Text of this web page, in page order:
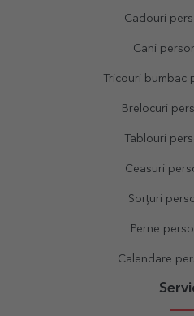
Cadouri
Cani
Tricouri bumbac
Brelocuri
Tablouri
Ceasuri
Sorțuri
Perne
Calendare